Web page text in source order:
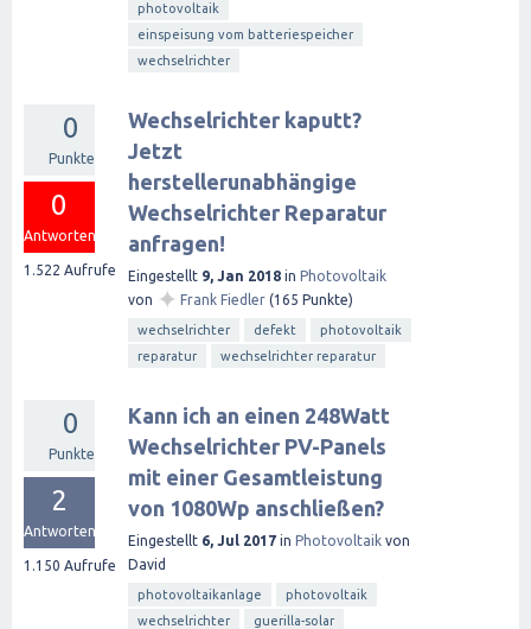
photovoltaik
einspeisung vom batteriespeicher
wechselrichter
0
Punkte
0
Antworten
1.522 Aufrufe
Wechselrichter kaputt?
Jetzt
herstellerunabhängige
Wechselrichter Reparatur
anfragen!
Eingestellt 9, Jan 2018 in Photovoltaik
von ✦ Frank Fiedler (165 Punkte)
wechselrichter defekt
photovoltaik
reparatur
wechselrichter reparatur
0
Punkte
2
Antworten
1.150 Aufrufe
Kann ich an einen 248Watt
Wechselrichter PV-Panels
mit einer Gesamtleistung
von 1080Wp anschließen?
Eingestellt 6, Jul 2017 in Photovoltaik von
David
photovoltaikanlage
photovoltaik
wechselrichter
guerilla-solar